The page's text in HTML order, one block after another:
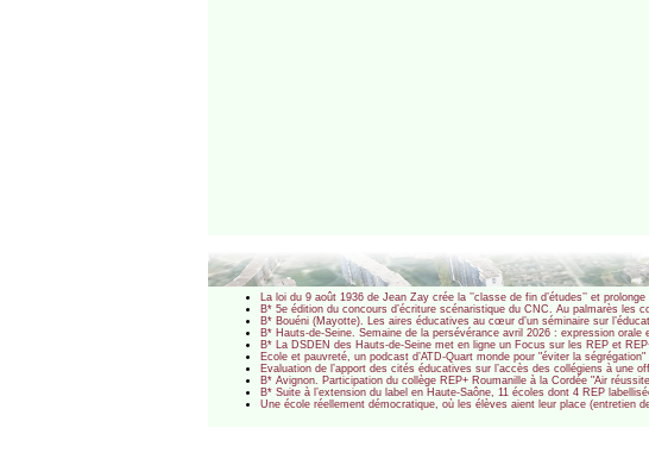
La loi du 9 août 1936 de Jean Zay crée la ’’classe de fin d’études’’ et
B* 5e édition du concours d’écriture scénaristique du CNC. Au palmarès les
B* Bouéni (Mayotte). Les aires éducatives au cœur d’un séminaire sur
B* Hauts-de-Seine. Semaine de la persévérance avril 2026 : expression
B* La DSDEN des Hauts-de-Seine met en ligne un Focus sur les REP et
Ecole et pauvreté, un podcast d’ATD-Quart monde pour "éviter la ségrégation"
Evaluation de l’apport des cités éducatives sur l’accès des collégiens à une
B* Avignon. Participation du collège REP+ Roumanille à la Cordée "Air
B* Suite à l’extension du label en Haute-Saône, 11 écoles dont 4 REP
Une école réellement démocratique, où les élèves aient leur place (entretien